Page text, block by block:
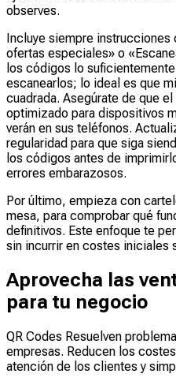
observes.
Incluye siempre instrucciones
ofertas especiales» o
los códigos lo
escanearlos; lo ideal es que
cuadrada. Asegúrate de que
optimizado para dispositivos
verán en sus teléfonos.
regularidad para que siga
los códigos antes de
errores embarazosos.
Por último, empieza con
mesa, para comprobar qué
definitivos. Este enfoque te
sin incurrir en costes iniciales
Aprovecha las
para tu negocio
QR Codes Resuelven
empresas. Reducen los
atención de los clientes y